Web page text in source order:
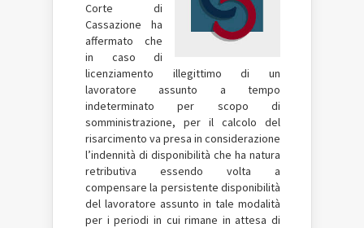
Corte di
Cassazione ha
affermato che
in caso di
licenziamento illegittimo di un
lavoratore assunto a tempo
indeterminato per scopo di
somministrazione, per il calcolo del
risarcimento va presa in considerazione
l’indennità di disponibilità che ha natura
retributiva essendo volta a
compensare la persistente disponibilità
del lavoratore assunto in tale modalità
per i periodi in cui rimane in attesa di